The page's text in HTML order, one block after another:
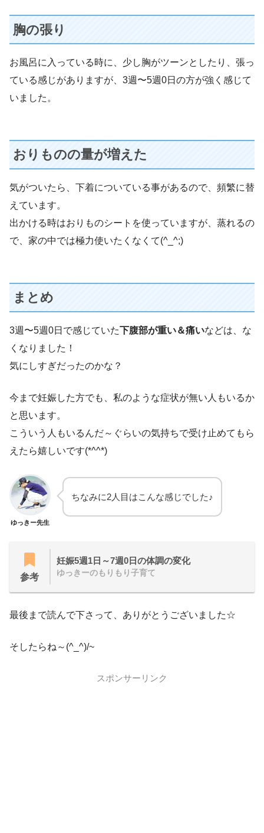
胸の張り
お風呂に入っている時に、少し胸がツーンとしたり、張っ
ている感じがありますが、3週〜5週0日の方が強く感じて
いました。
おりものの量が増えた
気がついたら、下着についている事があるので、頻繁に替
えています。
出かける時はおりものシートを使っていますが、蒸れるの
で、家の中では極力使いたくなくて(^_^;)
まとめ
3週〜5週0日で感じていた下腹部が重い＆痛いなどは、な
くなりました！
気にしすぎだったのかな？
今まで妊娠した方でも、私のような症状が無い人もいるか
と思います。
こういう人もいるんだ～ぐらいの気持ちで受け止めてもら
えたら嬉しいです(*^^*)
ゆっきー先生
ちなみに2人目はこんな感じでした♪
参考
妊娠5週1日～7週0日の体調の変化
ゆっきーのもりもり子育て
最後まで読んで下さって、ありがとうございました☆
そしたらね～(^_^)/~
スポンサーリンク